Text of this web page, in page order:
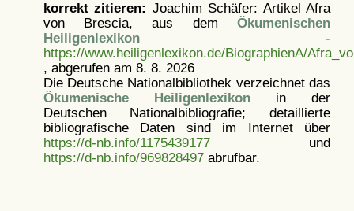
korrekt zitieren: Joachim Schäfer: Artikel Afra
von Brescia, aus dem Ökumenischen
Heiligenlexikon-
https://www.heiligenlexikon.de/BiographienA/
, abgerufen am 8. 8. 2026
Die Deutsche Nationalbibliothek verzeichnet das
Ökumenische Heiligenlexikonin der
Deutschen Nationalbibliografie; detaillierte
bibliografische Daten sind im Internet über
https://d-nb.info/1175439177und
https://d-nb.info/969828497abrufbar.